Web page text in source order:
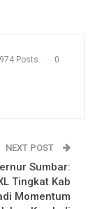
Posts 0
NEXT POST
Sumbar:
Tingkat Kab
Momentum